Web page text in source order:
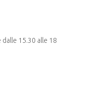
15.30 alle 18